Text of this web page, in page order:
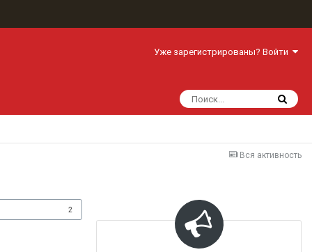
Уже зарегистрированы? Войти
Вся активность
2